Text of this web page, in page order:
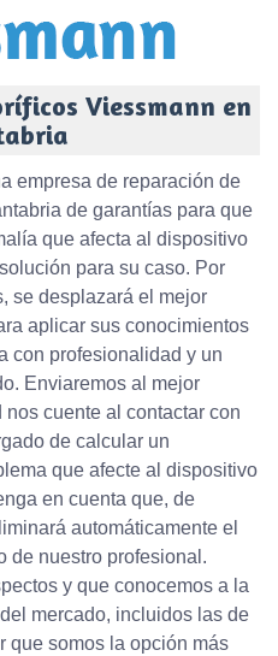
Viessmann en
empresa de reparación de
de garantías para que
que afecta al dispositivo
para su caso. Por
se desplazará el mejor
aplicar sus conocimientos
con profesionalidad y un
Enviaremos al mejor
cuente al contactar con
de calcular un
que afecte al dispositivo
en cuenta que, de
automáticamente el
de nuestro profesional.
y que conocemos a la
mercado, incluidos las de
que somos la opción más